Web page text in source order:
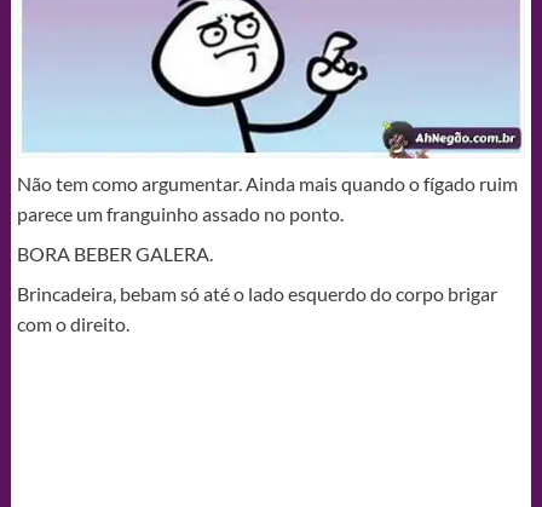
Não tem como argumentar. Ainda mais quando o fígado ruim
parece um franguinho assado no ponto.
BORA BEBER GALERA.
Brincadeira, bebam só até o lado esquerdo do corpo brigar
com o direito.